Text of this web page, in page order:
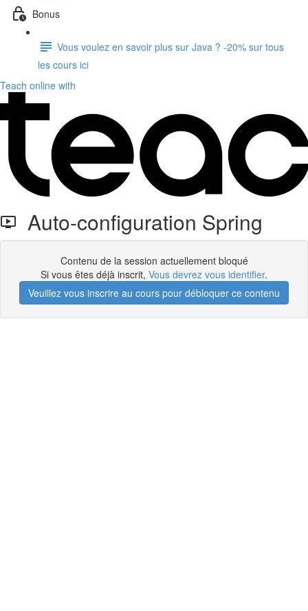
Bonus
Vous voulez en savoir plus sur Java ? -20% sur tous
les cours ici
Teach online with
Auto-configuration Spring
Contenu de la session actuellement bloqué
Si vous êtes déjà inscrit, Vous devrez vous identifier.
Veuillez vous inscrire au cours pour débloquer ce contenu